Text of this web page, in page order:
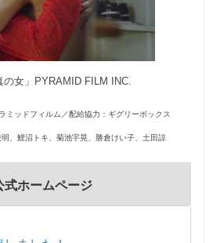
女」PYRAMID FILM INC.
ミッドフィルム／配給協力：ギグリーボックス
、鯉沼トキ、菊池宇晃、勝倉けい子、土田諒
式ホームページ